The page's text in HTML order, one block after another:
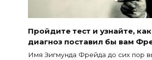
Пройдите тест и узнайте,
диагноз поставил бы вам
Имя Зигмунда Фрейда до сих пор